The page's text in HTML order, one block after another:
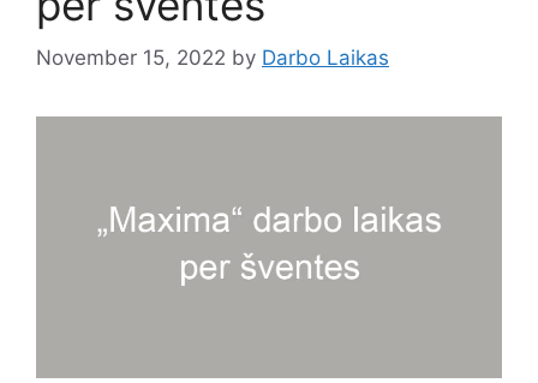
November 15, 2022 by Darbo Laikas